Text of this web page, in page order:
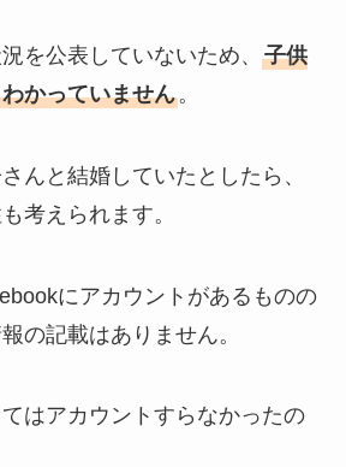
を公表していないため、 子供
かっていません。
んと結婚していたとしたら、
考えられます。
にアカウントがあるものの
の記載はありません。
はアカウントすらなかったの